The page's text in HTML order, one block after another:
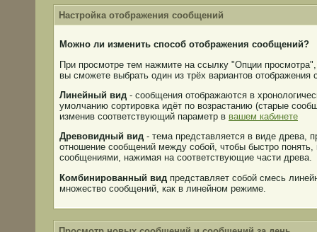
Настройка отображения сообщений
Можно ли изменить способ отображения сообщений?
При просмотре тем нажмите на ссылку "Опции
вы сможете выбрать один из трёх вариантов отображения
Линейный вид - сообщения отображаются в
умолчанию сортировка идёт по возрастанию (старые
изменив соответствующий параметр в вашем кабинете
Древовидный вид - тема представляется в виде древа,
отношение сообщений между собой, чтобы быстро
сообщениями, нажимая на соответствующие части древа.
Комбинированный вид представляет собой смесь
множество сообщений, как в линейном режиме.